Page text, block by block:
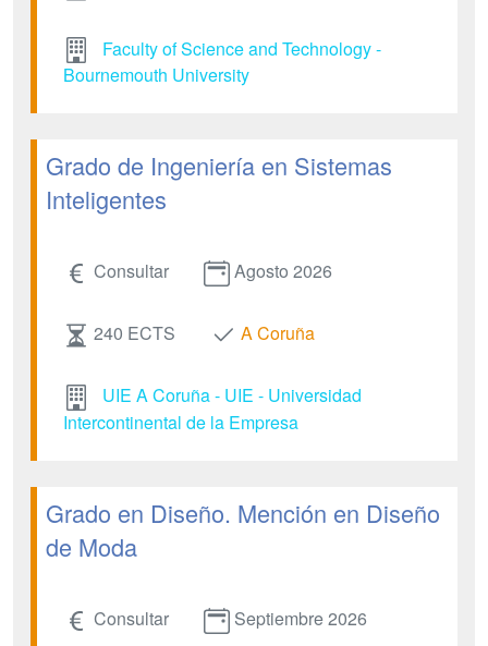
Faculty of Science and Technology -
Bournemouth University
Grado de Ingeniería en Sistemas
Inteligentes
Consultar Agosto 2026
240 ECTS A Coruña
UIE A Coruña - UIE - Universidad
Intercontinental de la Empresa
Grado en Diseño. Mención en Diseño
de Moda
Consultar Septiembre 2026